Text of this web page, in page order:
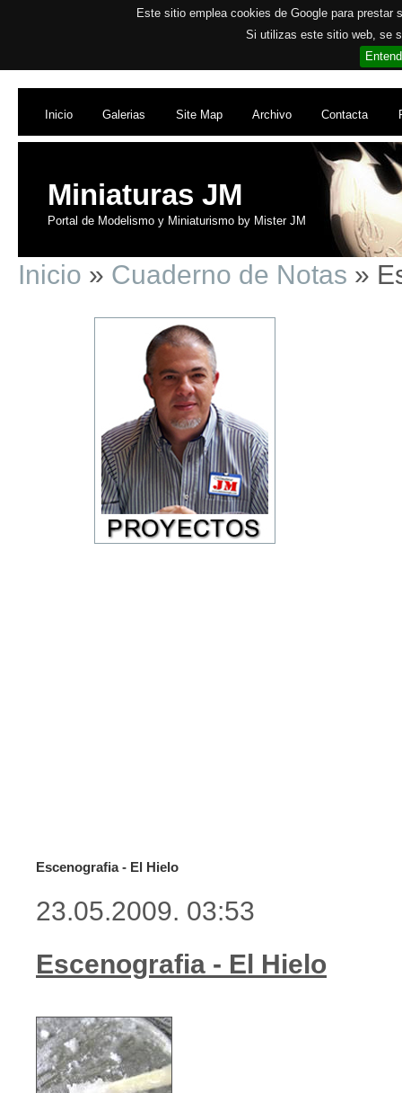
Este sitio emplea cookies de Google para
Si utilizas este sitio web, se
Inicio Galerias Site Map Archivo Contacta
Miniaturas JM
Portal de Modelismo y Miniaturismo by Mister JM
Inicio » Cuaderno de Notas »
Escenografia - El Hielo
23.05.2009. 03:53
Escenografia - El Hielo